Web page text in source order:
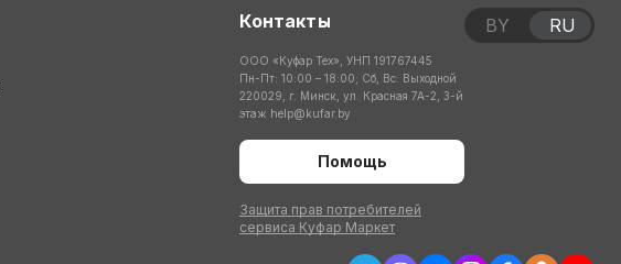
Контакты
ООО «Куфар Тех», УНП 191767445
Пн-Пт: 10:00 – 18:00; Сб, Вс: Выходной
220029, г. Минск, ул. Красная 7А-2, 3-й
этаж help@kufar.by
Помощь
Защита прав потребителей
сервиса Куфар Маркет
BY RU